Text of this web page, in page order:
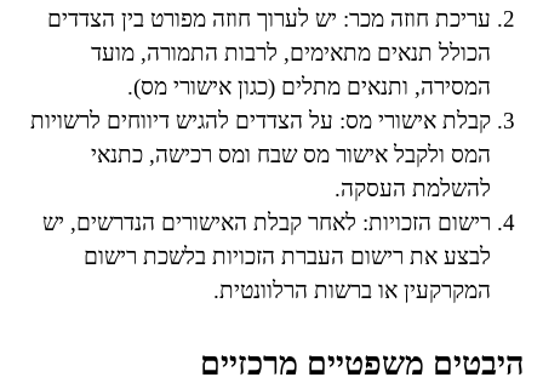
עריכת חוזה מכר: יש לערוך חוזה מפורט בין הצדדים
הכולל תנאים מתאימים, לרבות התמורה, מועד
המסירה, ותנאים מתלים (כגון אישורי מס).
קבלת אישורי מס: על הצדדים להגיש דיווחים לרשויות
המס ולקבל אישור מס שבח ומס רכישה, כתנאי
להשלמת העסקה.
רישום הזכויות: לאחר קבלת האישורים הנדרשים, יש
לבצע את רישום העברת הזכויות בלשכת רישום
המקרקעין או ברשות הרלוונטית.
היבטים משפטיים מרכזיים